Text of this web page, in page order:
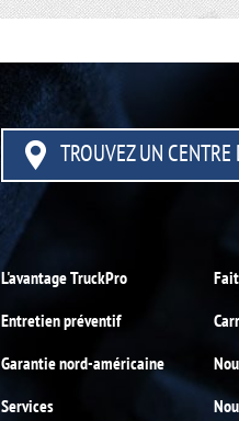
TROUVEZ UN CENTRE
L'avantage TruckPro
Entretien préventif
Garantie nord-américaine
Services